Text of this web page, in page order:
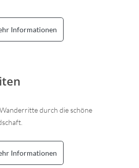
Informationen
durch die schöne
Informationen